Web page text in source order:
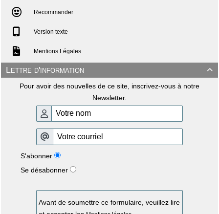
Recommander
Version texte
Mentions Légales

Lettre d'information
Pour avoir des nouvelles de ce site, inscrivez-vous à notre
Newsletter.
S'abonner
Se désabonner
Avant de soumettre ce formulaire, veuillez lire